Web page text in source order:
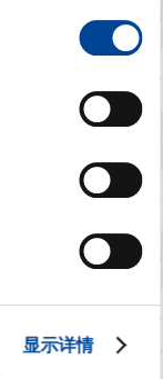
显示详情
Vdc
Vdc
48-54
24-28
24-28
Vdc
960
48-56